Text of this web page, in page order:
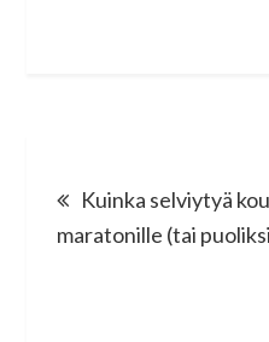
navigation
Kuinka selviytyä
maratonille (tai